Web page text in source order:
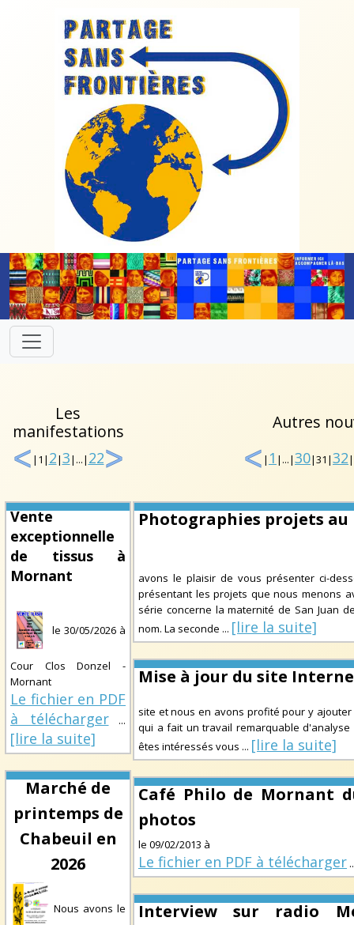
Les
manifestations
Autres
|1| 2|3|...| 22
Vente
exceptionnelle
de tissus à
Mornant
le30/05/2026 à
Cour Clos Donzel -
Mornant
Le fichier en PDF
à télécharger...
[lire la suite]
Marché de
printemps de
Chabeuil en
2026
Nous avons le
| 1 |...|30|31|32|
Photographies projets au
avons le plaisir de vous présenter ci-
présentant les projets que nous menons
série concerne la maternité de San Juan
nom. La seconde ... [lire la suite]
Mise à jour du site
site et nous en avons profité pour y
qui a fait un travail remarquable
êtes intéressés vous ... [lire la suite]
Café Philo de Mornant
photos
le 09/02/2013 à
Le fichier en PDF à télécharger
Interview sur radio